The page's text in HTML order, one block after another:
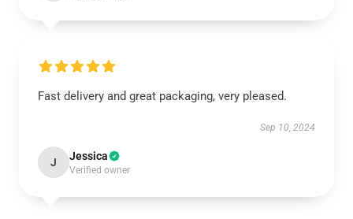
Fast delivery and great packaging, very pleased.
Sep 10, 2024
J Jessica
Verified owner